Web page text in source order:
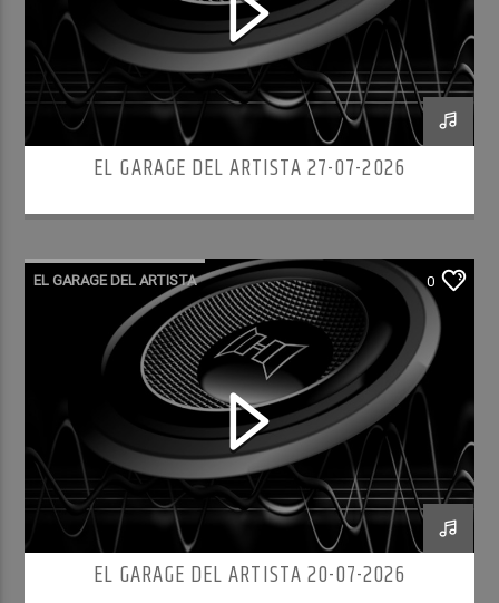
EL GARAGE DEL ARTISTA 27-07-2026
EL GARAGE DEL ARTISTA 0
EL GARAGE DEL ARTISTA 20-07-2026